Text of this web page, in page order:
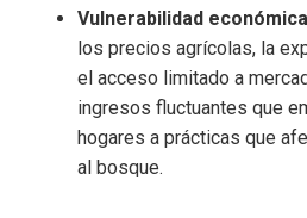
Vulnerabilidad
los precios agrícolas, la
el acceso limitado a
ingresos fluctuantes que
hogares a prácticas que
al bosque.